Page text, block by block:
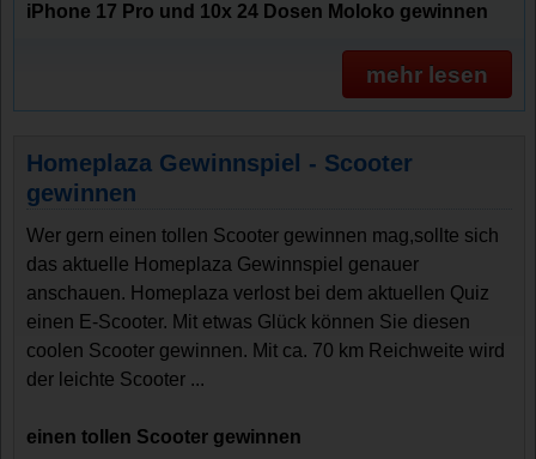
iPhone 17 Pro und 10x 24 Dosen Moloko gewinnen
mehr lesen
Homeplaza Gewinnspiel - Scooter
gewinnen
Wer gern einen tollen Scooter gewinnen mag,sollte sich
das aktuelle Homeplaza Gewinnspiel genauer
anschauen. Homeplaza verlost bei dem aktuellen Quiz
einen E-Scooter. Mit etwas Glück können Sie diesen
coolen Scooter gewinnen. Mit ca. 70 km Reichweite wird
der leichte Scooter ...
einen tollen Scooter gewinnen